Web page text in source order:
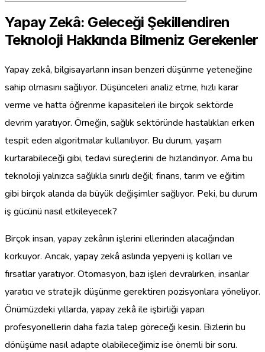
Yapay Zekâ: Geleceği Şekillendiren
Teknoloji Hakkında Bilmeniz Gerekenler
Yapay zekâ, bilgisayarların insan benzeri düşünme yeteneğine
sahip olmasını sağlıyor. Düşünceleri analiz etme, hızlı karar
verme ve hatta öğrenme kapasiteleri ile birçok sektörde
devrim yaratıyor. Örneğin, sağlık sektöründe hastalıkları erken
tespit eden algoritmalar kullanılıyor. Bu durum, yaşam
kurtarabileceği gibi, tedavi süreçlerini de hızlandırıyor. Ama bu
teknoloji yalnızca sağlıkla sınırlı değil; finans, tarım ve eğitim
gibi birçok alanda da büyük değişimler sağlıyor. Peki, bu durum
iş gücünü nasıl etkileyecek?
Birçok insan, yapay zekânın işlerini ellerinden alacağından
korkuyor. Ancak, yapay zekâ aslında yepyeni iş kolları ve
fırsatlar yaratıyor. Otomasyon, bazı işleri devralırken, insanlar
yaratıcı ve stratejik düşünme gerektiren pozisyonlara yöneliyor.
Önümüzdeki yıllarda, yapay zekâ ile işbirliği yapan
profesyonellerin daha fazla talep göreceği kesin. Bizlerin bu
dönüşüme nasıl adapte olabileceğimiz ise önemli bir soru.